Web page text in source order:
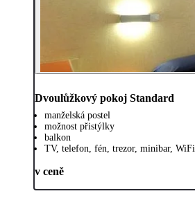
Dvoulůžkový pokoj Standard
manželská postel
možnost přistýlky
balkon
TV, telefon, fén, trezor, minibar, WiFi
v ceně